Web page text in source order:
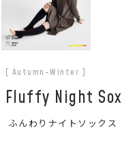
[ Autumn-Winter ]
Fluffy Night Sox
ふんわりナイトソックス